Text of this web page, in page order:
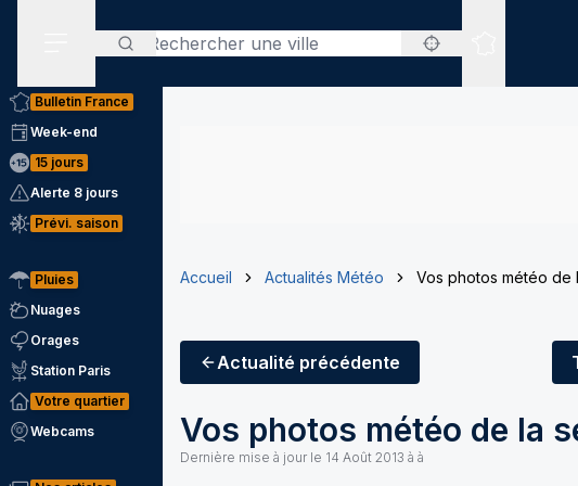
Rechercher
Sites
Bulletin France
Week-end
15 jours
Alerte 8 jours
Prévi. saison
Pluies
Nuages
Orages
Station Paris
Votre quartier
Webcams
Accueil Actualités Météo Vos photos météo de
Actualité précédente
Vos photos météo de la
Dernière mise à jour le 14 Août 2013 à à